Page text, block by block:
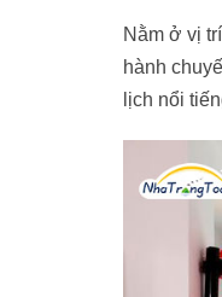
Nằm ở vị
hành
lịch nổi